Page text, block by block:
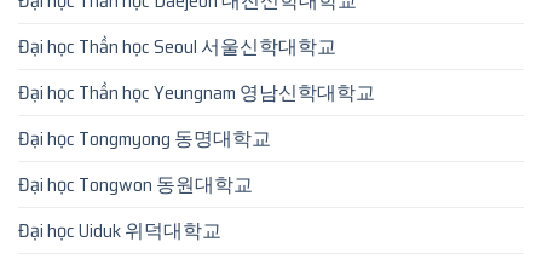
Đại học Thần học Seoul 서울신학대학교
Đại học Thần học Yeungnam 영남신학대학교
Đại học Tongmyong 동명대학교
Đại học Tongwon 동원대학교
Đại học Uiduk 위덕대학교